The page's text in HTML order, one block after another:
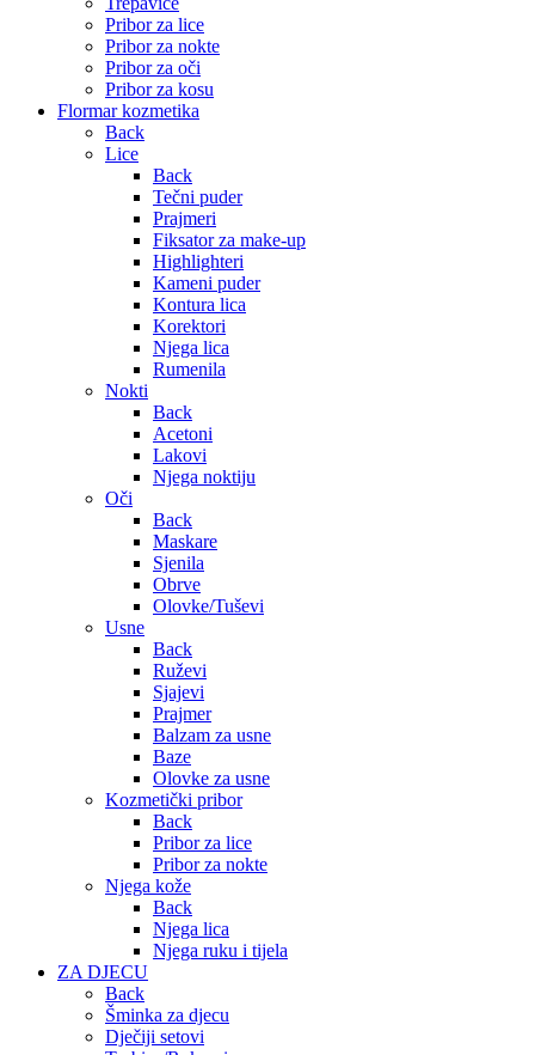
Pribor za lice
Pribor za nokte
Pribor za oči
Pribor za kosu
Flormar kozmetika
Back
Lice
Back
Tečni puder
Prajmeri
Fiksator za make-up
Highlighteri
Kameni puder
Kontura lica
Korektori
Njega lica
Rumenila
Nokti
Back
Acetoni
Lakovi
Njega noktiju
Oči
Back
Maskare
Sjenila
Obrve
Olovke/Tuševi
Usne
Back
Ruževi
Sjajevi
Prajmer
Balzam za usne
Baze
Olovke za usne
Kozmetički pribor
Back
Pribor za lice
Pribor za nokte
Njega kože
Back
Njega lica
Njega ruku i tijela
ZA DJECU
Back
Šminka za djecu
Dječiji setovi